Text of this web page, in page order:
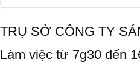
TRỤ SỞ CÔNG TY
Làm việc từ 7g30 đến